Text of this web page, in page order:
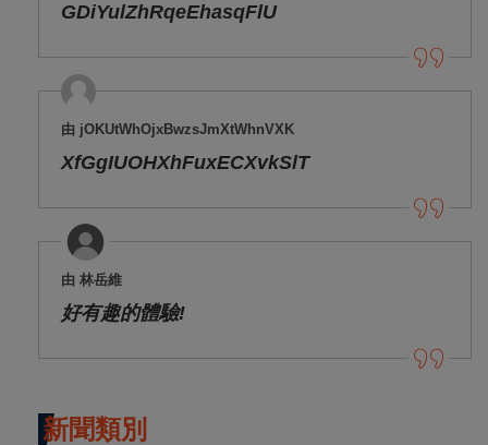
GDiYulZhRqeEhasqFlU
由 jOKUtWhOjxBwzsJmXtWhnVXK
XfGgIUOHXhFuxECXvkSlT
由 林岳維
好有趣的體驗!
新聞類別